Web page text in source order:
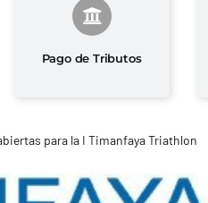
Pago de Tributos
para la I Timanfaya Triathlon